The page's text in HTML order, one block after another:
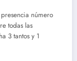
número
todas las
3 tantos y 1